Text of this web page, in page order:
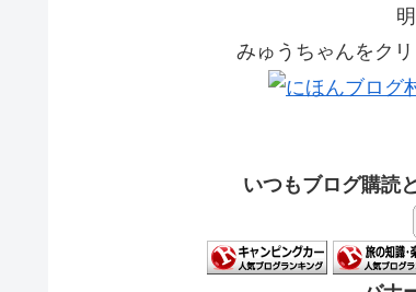
みゅうちゃんをク
いつもブログ購読